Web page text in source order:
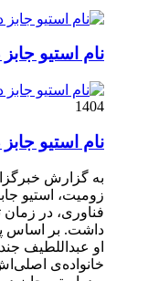
نام استیو
1404
نام استیو
به گزارش
زومیت، استیو
فناوری، در
خانواده‌ی